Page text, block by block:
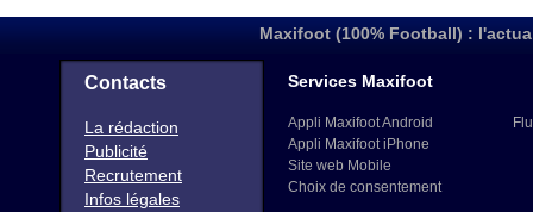
Maxifoot (100% Football) :
Contacts
La rédaction
Publicité
Recrutement
Infos légales
Services Maxifoot
Appli Maxifoot Android
Appli Maxifoot iPhone
Site web Mobile
Choix de consentement